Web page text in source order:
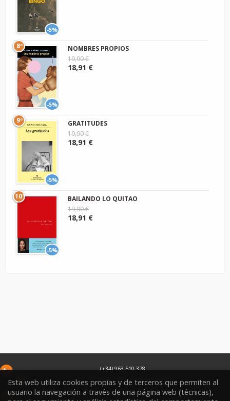
-5%
-5%
8º
NOMBRES PROPIOS
19,90 €
18,91 €
-5%
9º
GRATITUDES
19,90 €
18,91 €
-5%
10º
BAILANDO LO QUITAO
19,90 €
18,91 €
(+34) 963 510 378
infoweb@libreriasoriano.com
C/ Xàtiva 15
Esta web utiliza cookies propias y de terceros que permiten al
usuario la navegación a través de una página web (técnicas),